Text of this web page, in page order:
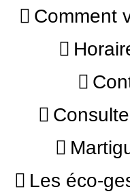
Comment
Les éco-